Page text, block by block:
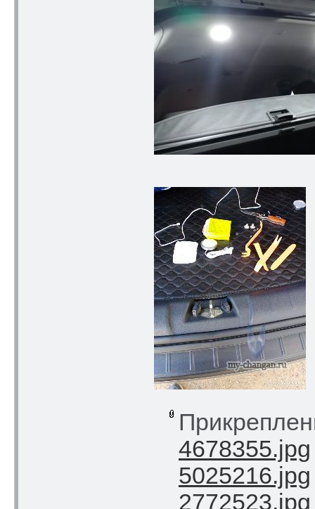
4678355.jpg
5025216.jpg
2772523.jpg